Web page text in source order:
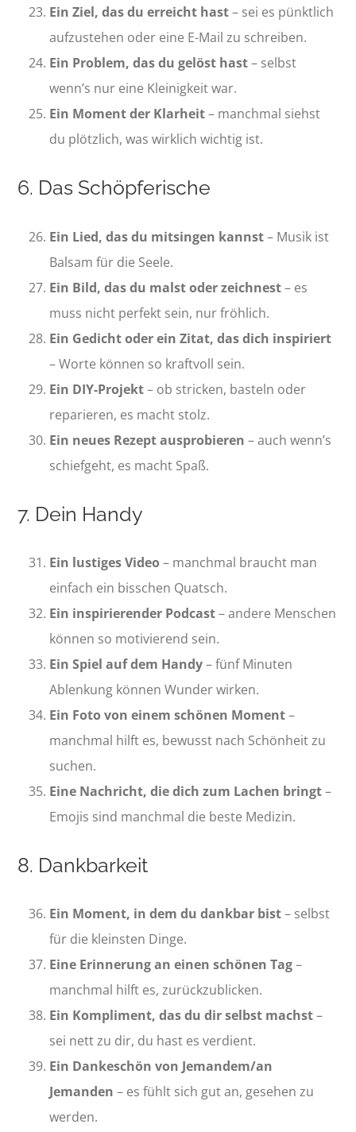
Ein Ziel, das du erreicht hast– sei es pünktlich
aufzustehen oder eine E-Mail zu schreiben.
Ein Problem, das du gelöst hast– selbst
wenn’s nur eine Kleinigkeit war.
Ein Moment der Klarheit– manchmal siehst
du plötzlich, was wirklich wichtig ist.
6. Das Schöpferische
Ein Lied, das du mitsingen kannst– Musik ist
Balsam für die Seele.
Ein Bild, das du malst oder zeichnest– es
muss nicht perfekt sein, nur fröhlich.
Ein Gedicht oder ein Zitat, das dich inspiriert
– Worte können so kraftvoll sein.
Ein DIY-Projekt– ob stricken, basteln oder
reparieren, es macht stolz.
Ein neues Rezept ausprobieren – auch wenn’s
schiefgeht, es macht Spaß.
7. Dein Handy
Ein lustiges Video – manchmal braucht man
einfach ein bisschen Quatsch.
Ein inspirierender Podcast– andere Menschen
können so motivierend sein.
Ein Spiel auf dem Handy– fünf Minuten
Ablenkung können Wunder wirken.
Ein Foto von einem schönen Moment–
manchmal hilft es, bewusst nach Schönheit zu
suchen.
Eine Nachricht, die dich zum Lachen bringt–
Emojis sind manchmal die beste Medizin.
8. Dankbarkeit
Ein Moment, in dem du dankbar bist– selbst
für die kleinsten Dinge.
Eine Erinnerung an einen schönen Tag–
manchmal hilft es, zurückzublicken.
Ein Kompliment, das du dir selbst machst–
sei nett zu dir, du hast es verdient.
Ein Dankeschön von Jemandem/an
Jemanden – es fühlt sich gut an, gesehen zu
werden.